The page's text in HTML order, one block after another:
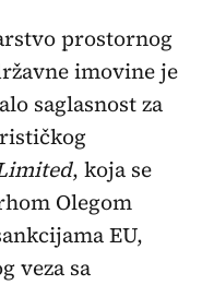
prostornog
imovine je
saglasnost za
, koja se
Olegom
EU,
veza sa